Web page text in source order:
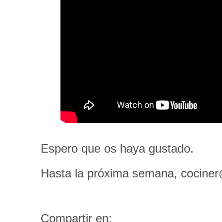
Espero que os haya gustado.
Hasta la próxima semana,
Compartir en: